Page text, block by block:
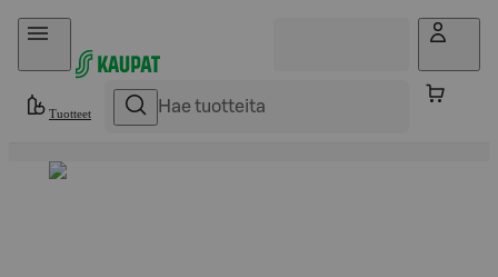
Hyppää sisältöön
Tuotteet